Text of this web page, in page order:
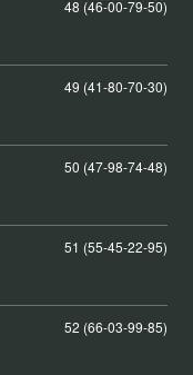
48 (46-00-79-50)
49 (41-80-70-30)
50 (47-98-74-48)
51 (55-45-22-95)
52 (66-03-99-85)